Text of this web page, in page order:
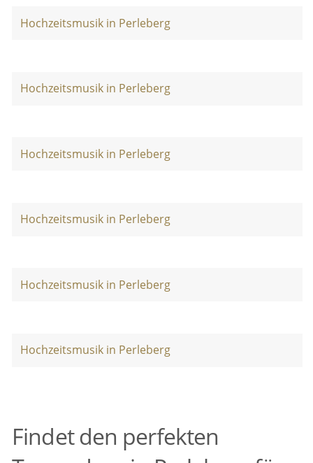
Hochzeitsmusik in Perleberg
Hochzeitsmusik in Perleberg
Hochzeitsmusik in Perleberg
Hochzeitsmusik in Perleberg
Hochzeitsmusik in Perleberg
Hochzeitsmusik in Perleberg
Findet den perfekten